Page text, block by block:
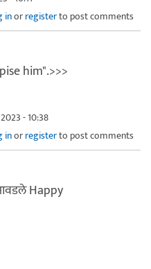
inorregisterto post comments
him".>>>
- 10:38
inorregisterto post comments
Happy